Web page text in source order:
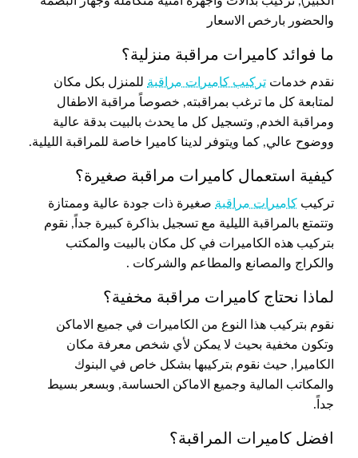
والحضور بارخص الاسعار
ما فوائد كاميرات مراقبة منزلية؟
نقدم خدمات تركيب كاميرات مراقبة للمنزل بكل مكان
لمتابعة كل ما ترغب بمراقبته, خصوصاً مراقبة الاطفال
ومراقبة الخدم, وتسجيل كل ما يحدث بالبيت بدقة عالية
ووضوح عالي, كما ويتوفر لدينا كاميرا خاصة للمراقبة الليلية.
كيفية استعمال كاميرات مراقبة صغيرة؟
تركيب كاميرات مراقبة صغيرة ذات جودة عالية وممتازة
وتتمتع بالمراقبة الليلية مع تسجيل بذاكرة كبيرة جداً, نقوم
بتركيب هذه الكاميرات في كل مكان بالبيت والمكتب
والكراج والمصانع والمطاعم والشركات .
لماذا نحتاج كاميرات مراقبة مخفية؟
نقوم بتركيب هذا النوع من الكاميرات في جميع الاماكن
وتكون مخفية بحيث لا يمكن لأي شخص معرفة مكان
الكاميرا, حيث نقوم بتركيبها بشكل خاص في البنوك
والمكاتب المالية وجميع الاماكن الحساسة, وبسعر بسيط
جداً.
افضل كاميرات المراقبة؟